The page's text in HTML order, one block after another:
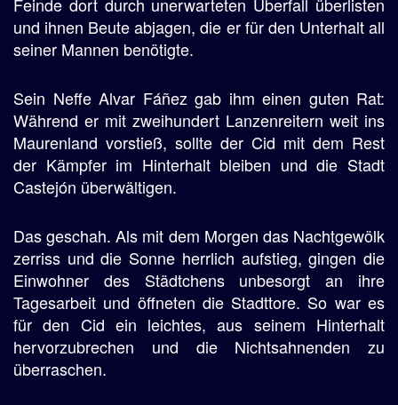
und ihnen Beute abjagen, die er für den Unterhalt all
seiner Mannen benötigte.
Sein Neffe Alvar Fáñez gab ihm einen guten Rat:
Während er mit zweihundert Lanzenreitern weit ins
Maurenland vorstieß, sollte der Cid mit dem Rest
der Kämpfer im Hinterhalt bleiben und die Stadt
Castejón überwältigen.
Das geschah. Als mit dem Morgen das Nachtgewölk
zerriss und die Sonne herrlich aufstieg, gingen die
Einwohner des Städtchens unbesorgt an ihre
Tagesarbeit und öffneten die Stadttore. So war es
für den Cid ein leichtes, aus seinem Hinterhalt
hervorzubrechen und die Nichtsahnenden zu
überraschen.